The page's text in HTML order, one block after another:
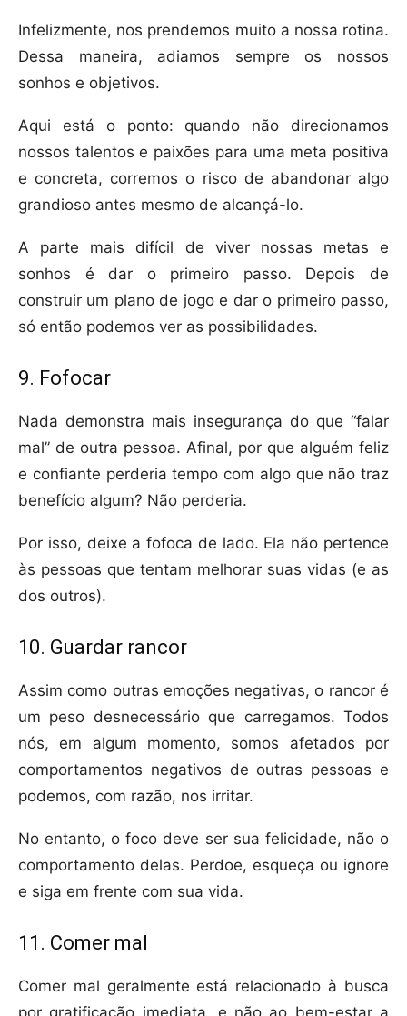
Infelizmente, nos prendemos muito a nossa rotina.
Dessa maneira, adiamos sempre os nossos
sonhos e objetivos.
Aqui está o ponto: quando não direcionamos
nossos talentos e paixões para uma meta positiva
e concreta, corremos o risco de abandonar algo
grandioso antes mesmo de alcançá-lo.
A parte mais difícil de viver nossas metas e
sonhos é dar o primeiro passo. Depois de
construir um plano de jogo e dar o primeiro passo,
só então podemos ver as possibilidades.
9. Fofocar
Nada demonstra mais insegurança do que “falar
mal” de outra pessoa. Afinal, por que alguém feliz
e confiante perderia tempo com algo que não traz
benefício algum? Não perderia.
Por isso, deixe a fofoca de lado. Ela não pertence
às pessoas que tentam melhorar suas vidas (e as
dos outros).
10. Guardar rancor
Assim como outras emoções negativas, o rancor é
um peso desnecessário que carregamos. Todos
nós, em algum momento, somos afetados por
comportamentos negativos de outras pessoas e
podemos, com razão, nos irritar.
No entanto, o foco deve ser sua felicidade, não o
comportamento delas. Perdoe, esqueça ou ignore
e siga em frente com sua vida.
11. Comer mal
Comer mal geralmente está relacionado à busca